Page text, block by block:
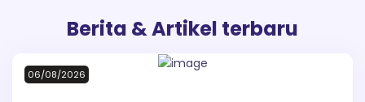
Berita & Artikel terbaru
06/08/2026